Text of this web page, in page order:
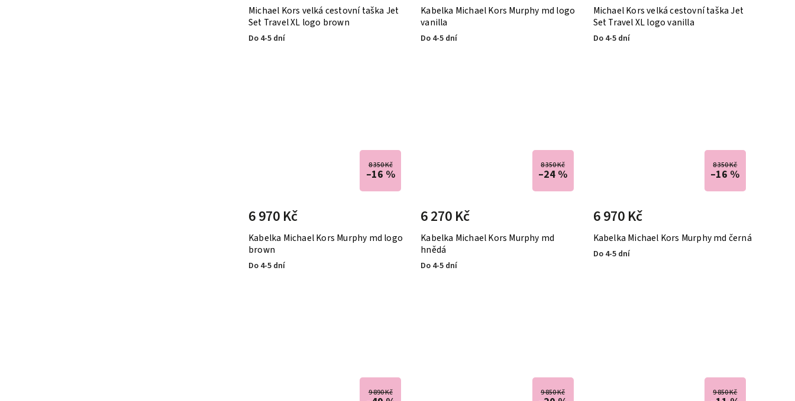
Michael Kors velká cestovní taška Jet
Set Travel XL logo brown
Do 4-5 dní
Kabelka Michael Kors Murphy md logo
vanilla
Do 4-5 dní
Michael Kors velká cestovní taška Jet
Set Travel XL logo vanilla
Do 4-5 dní
8 350 Kč
–16 %
Kabelka Michael Kors Murphy md logo
brown
Do 4-5 dní
6 970 Kč
8 350 Kč
–24 %
Kabelka Michael Kors Murphy md
hnědá
Do 4-5 dní
6 270 Kč
8 350 Kč
–16 %
Kabelka Michael Kors Murphy md černá
Do 4-5 dní
6 970 Kč
9 890 Kč 9 850 Kč 9 850 Kč